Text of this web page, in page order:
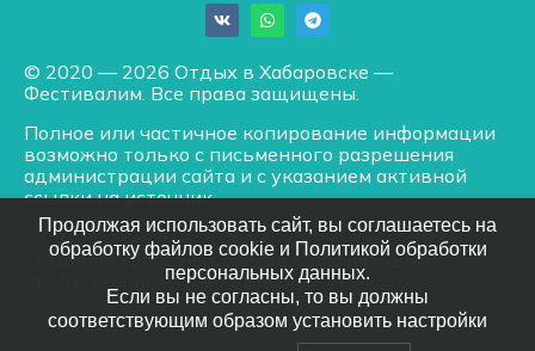
© 2020 — 2026 Отдых в Хабаровске —
Фестивалим. Все права защищены.
Полное или частичное копирование информации
возможно только с письменного разрешения
администрации сайта и с указанием активной
ссылки на источник.
Создание успешных сайтов/ Эффективное
— АМУРВЕБ
Продолжая использовать сайт, вы соглашаетесь на
обработку файлов cookie и Политикой обработки
персональных данных.
Если вы не согласны, то вы должны
соответствующим образом установить настройки